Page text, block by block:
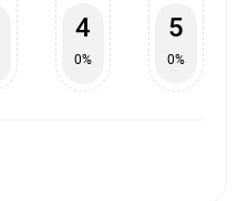
4
0%
5
0%